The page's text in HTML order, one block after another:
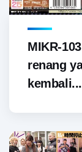
MIKR-
renang
kembali...